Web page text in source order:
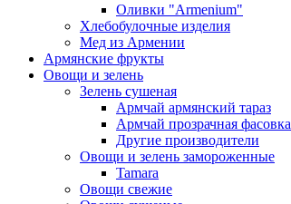
Оливки "Armenium"
Хлебобулочные изделия
Мед из Армении
Армянские фрукты
Овощи и зелень
Зелень сушеная
Армчай армянский тараз
Армчай прозрачная фасовка
Другие производители
Овощи и зелень замороженные
Tamara
Овощи свежие